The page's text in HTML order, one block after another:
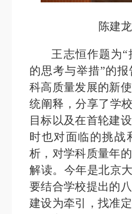
陈建
王志恒作题为
的思考与举措”的
科高质量发展的新
统阐释，分享了学
目标以及在首轮建
时也对面临的挑战
析，对学科质量年
解读。今年是北京
要结合学校提出的
建设为牵引，找准